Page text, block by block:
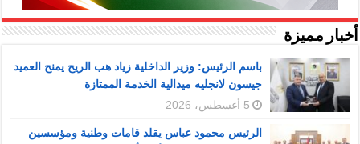
أخبار مميزة
باسم الرئيس: وزير الداخلية زياد هب الريح يمنح العميد
جيسون لانجليه ميدالية الخدمة الممتازة
5 أغسطس، 2026
الرئيس محمود عباس يقلد قامات وطنية ومؤسسين